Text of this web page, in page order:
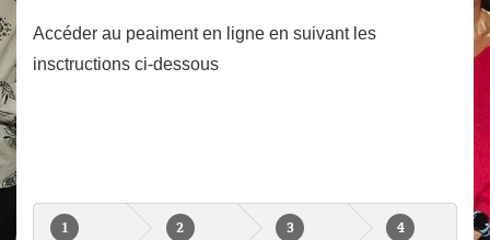
Accéder au peaiment en ligne en suivant les
insctructions ci-dessous